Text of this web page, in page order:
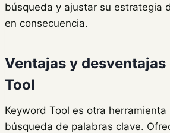
búsqueda y ajustar su estrategia
en consecuencia.
Ventajas y desventajas
Tool
Keyword Tool es otra herramienta
búsqueda de palabras clave.